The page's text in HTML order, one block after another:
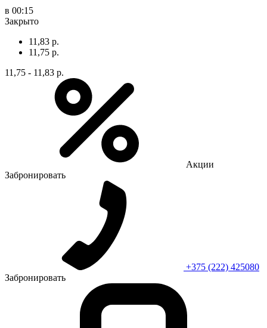
в 00:15
Закрыто
11,83 р.
11,75 р.
11,75 - 11,83 р.
Акции
Забронировать
+375 (222) 425080
Забронировать